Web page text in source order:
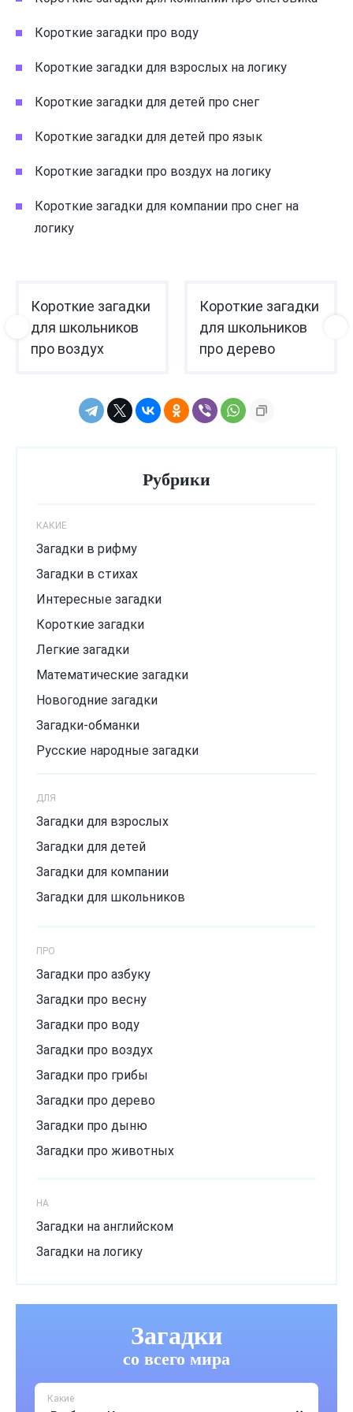
Короткие загадки про воду
Короткие загадки для взрослых на логику
Короткие загадки для детей про снег
Короткие загадки для детей про язык
Короткие загадки про воздух на логику
Короткие загадки для компании про снег на
логику
Короткие загадки
для школьников
про воздух
Короткие загадки
для школьников
про дерево
Рубрики
КАКИЕ
Загадки в рифму
Загадки в стихах
Интересные загадки
Короткие загадки
Легкие загадки
Математические загадки
Новогодние загадки
Загадки-обманки
Русские народные загадки
Сложные загадки
Смешные загадки
Хитрые загадки
ДЛЯ
Загадки для взрослых
Загадки для детей
Загадки для компании
Загадки для школьников
ПРО
Загадки про азбуку
Загадки про весну
Загадки про воду
Загадки про воздух
Загадки про грибы
Загадки про дерево
Загадки про дыню
Загадки про животных
Загадки про лёд
Загадки про лето
Загадки про мороз
Загадки про овощи
Загадки про огурец
Загадки про природу
НА
Загадки на английском
Загадки на логику
Загадки
со всего мира
Какие